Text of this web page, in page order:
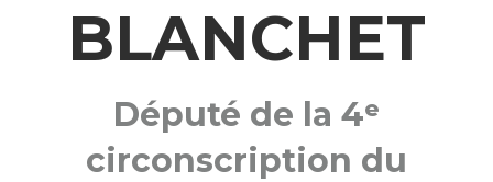
BLANCHET
Député de la 4ᵉ
circonscription du